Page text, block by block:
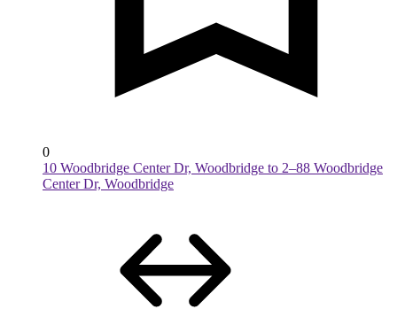
0
10 Woodbridge Center Dr, Woodbridge to 2–88 Woodbridge
Center Dr, Woodbridge